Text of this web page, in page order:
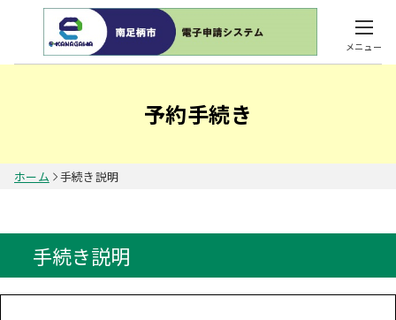
メニュー
予約手続き
ホーム 手続き説明
手続き説明